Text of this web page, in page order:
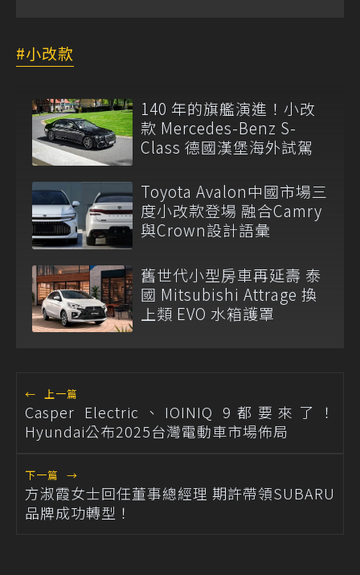
小改款
140 年的旗艦演進！小改
款 Mercedes-Benz S-
Class 德國漢堡海外試駕
Toyota Avalon中國市場三
度小改款登場 融合Camry
與Crown設計語彙
舊世代小型房車再延壽 泰
國 Mitsubishi Attrage 換
上類 EVO 水箱護罩
← 上一篇
Casper Electric、IOINIQ 9都要來了！
Hyundai公布2025台灣電動車市場佈局
下一篇 →
方淑霞女士回任董事總經理 期許帶領SUBARU
品牌成功轉型！